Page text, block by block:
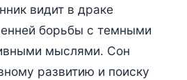
видит в драке
борьбы с темными
мыслями. Сон
развитию и поиску